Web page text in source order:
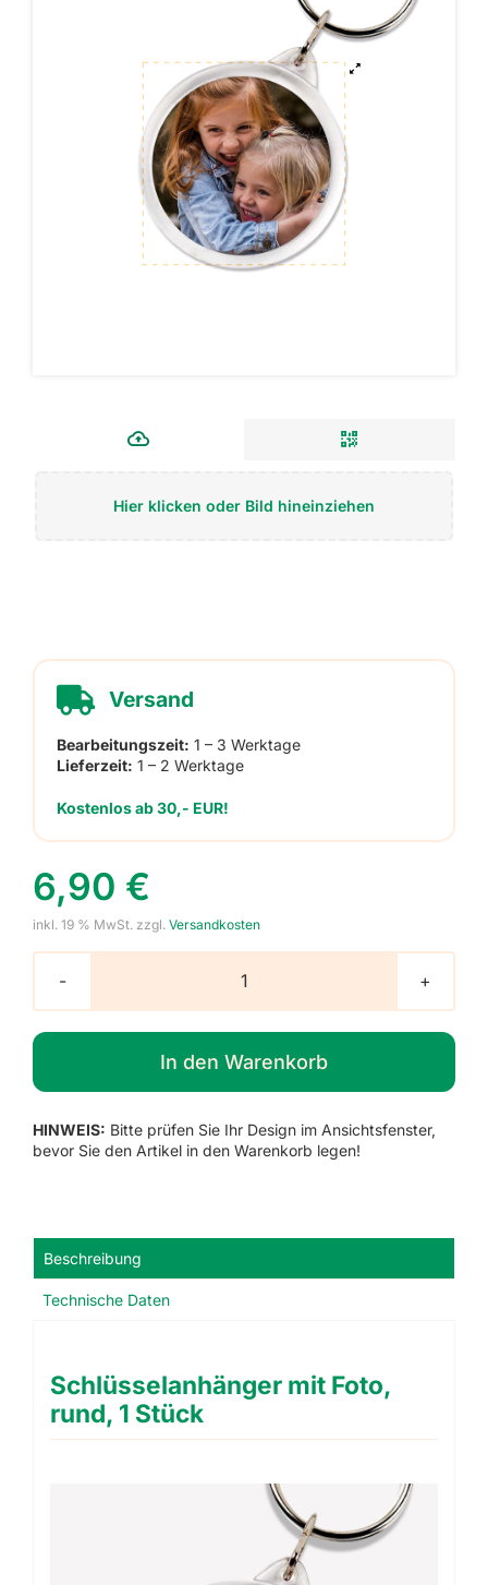
Hier klicken oder Bild hineinziehen
Versand
Bearbeitungszeit: 1 – 3 Werktage
Lieferzeit: 1 – 2 Werktage
Kostenlos ab 30,- EUR!
6,90 €
inkl. 19 % MwSt. zzgl. Versandkosten
Schlüsselanhänger
mit
Foto,
rund,
1
Menge
In den Warenkorb
HINWEIS: Bitte prüfen Sie Ihr Design im Ansichtsfenster,
bevor Sie den Artikel in den Warenkorb legen!
Beschreibung
Technische Daten
Schlüsselanhänger mit Foto,
rund, 1 Stück